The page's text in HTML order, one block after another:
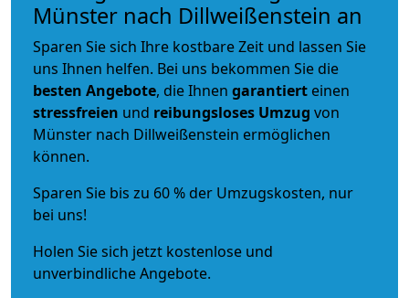
Münster nach Dillweißenstein an
Sparen Sie sich Ihre kostbare Zeit und lassen Sie
uns Ihnen helfen. Bei uns bekommen Sie die
besten Angebote, die Ihnen garantiert einen
stressfreien und reibungsloses Umzug von
Münster nach Dillweißenstein ermöglichen
können.
Sparen Sie bis zu 60 % der Umzugskosten, nur
bei uns!
Holen Sie sich jetzt kostenlose und
unverbindliche Angebote.